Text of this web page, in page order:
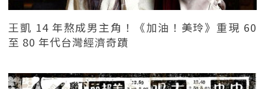
王凱 14 年熬成男主角！《加油！美玲》重現 60
至 80 年代台灣經濟奇蹟